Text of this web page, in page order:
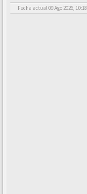
Fecha actual 09 Ago 2026, 10:18